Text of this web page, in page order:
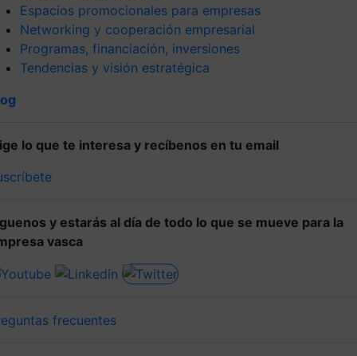
Espacios promocionales para empresas
Networking y cooperación empresarial
Programas, financiación, inversiones
Tendencias y visión estratégica
lo que te interesa y recíbenos en tu email
y estarás al día de todo lo que se mueve para la
vasca
frecuentes